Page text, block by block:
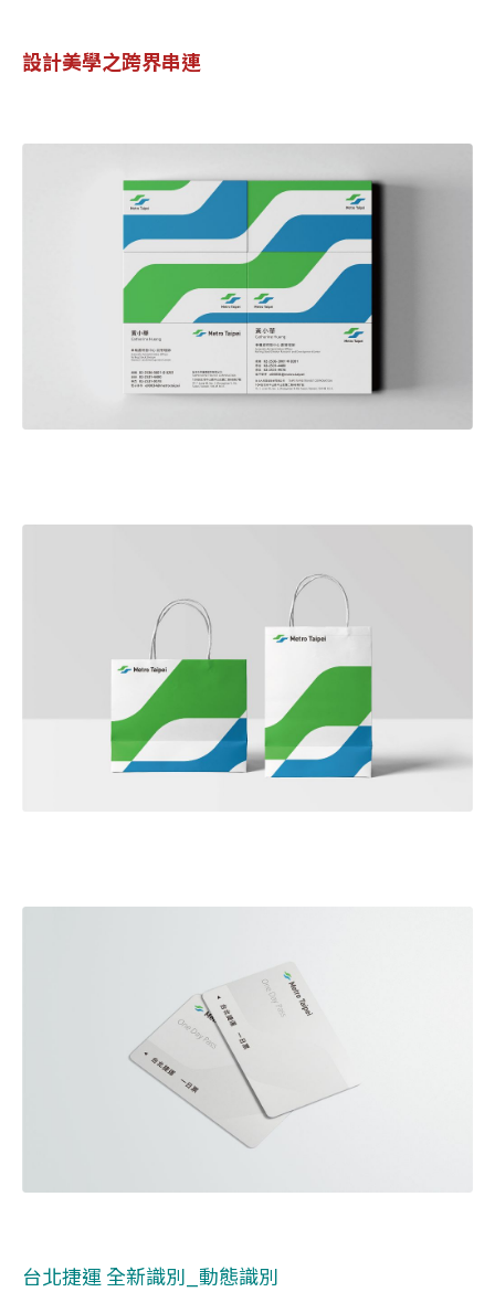
設計美學之跨界串連
台北捷運 全新識別_動態識別